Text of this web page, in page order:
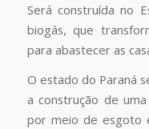
Será construída no
biogás, que
para abastecer as
O estado do Paraná
a construção de
por meio de esgoto